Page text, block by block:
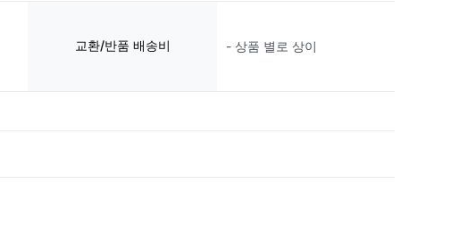
교환/반품 배송비 - 상품 별로 상이